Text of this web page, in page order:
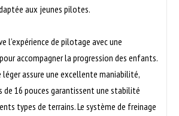
aux jeunes pilotes.
l’expérience de pilotage avec une
accompagner la progression des enfants.
léger assure une excellente maniabilité,
de 16 pouces garantissent une stabilité
types de terrains. Le système de freinage